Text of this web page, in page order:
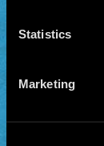
Statistics
Marketing